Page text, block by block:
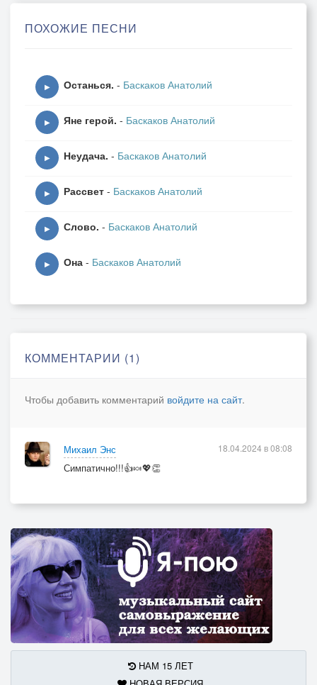
ПОХОЖИЕ ПЕСНИ
▶ Останься. - Баскаков Анатолий
▶ Яне герой. - Баскаков Анатолий
▶ Неудача. - Баскаков Анатолий
▶ Рассвет - Баскаков Анатолий
▶ Слово. - Баскаков Анатолий
▶ Она - Баскаков Анатолий
КОММЕНТАРИИ (1)
Чтобы добавить комментарий войдите на сайт.
Михаил Энс
Симпатично!!!👍🍬💖👏
18.04.2024 в 08:08
НАМ 15 ЛЕТ